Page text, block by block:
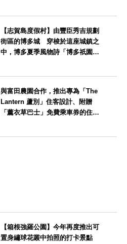
【志賀島度假村】由豐臣秀吉規劃
街區的博多城 穿梭於這座城鎮之
中，博多夏季風物詩「博多祇園山
與富田農園合作，推出專為「The
Lantern 蘆別」住客設計、附贈
「薰衣草巴士」免費乘車券的住宿
【箱根強羅公園】今年再度推出可
置身繡球花叢中拍照的打卡景點